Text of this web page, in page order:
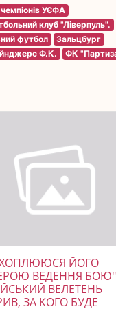
чемпіонів УЄФА
клуб "Ліверпуль".
футбол
Зальцбург
Ф.К.
ФК
ЙОГО
ВЕДЕННЯ
ВЕЛЕТЕНЬ
ЗА КОГО БУДЕ